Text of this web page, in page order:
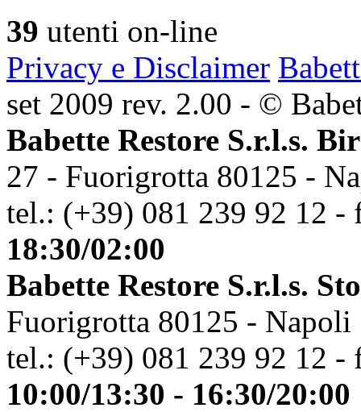
39 utenti on-line
Privacy e Disclaimer
set 2009 rev. 2.00 - ©
Babette Restore S.r.l.s.
27 - Fuorigrotta 80125 -
tel.: (+39) 081 239 92 12 -
18:30/02:00
Babette Restore S.r.l.s.
Fuorigrotta 80125 - Napoli
tel.: (+39) 081 239 92 12 -
10:00/13:30 - 16:30/20:00